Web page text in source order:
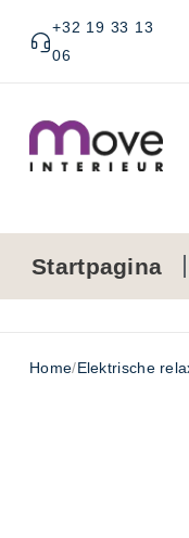
+32 19 33 13
06
Startpagina
Home/Elektrische